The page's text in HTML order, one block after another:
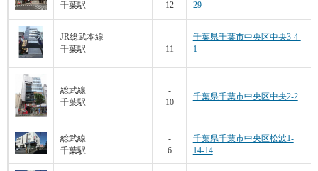
千葉駅
12
29
JR総武本線
千葉駅
-
11
千葉県千葉市中央区中央3-4-
1
総武線
千葉駅
-
10
千葉県千葉市中央区中央2-2
総武線
千葉駅
-
6
千葉県千葉市中央区松波1-
14-14